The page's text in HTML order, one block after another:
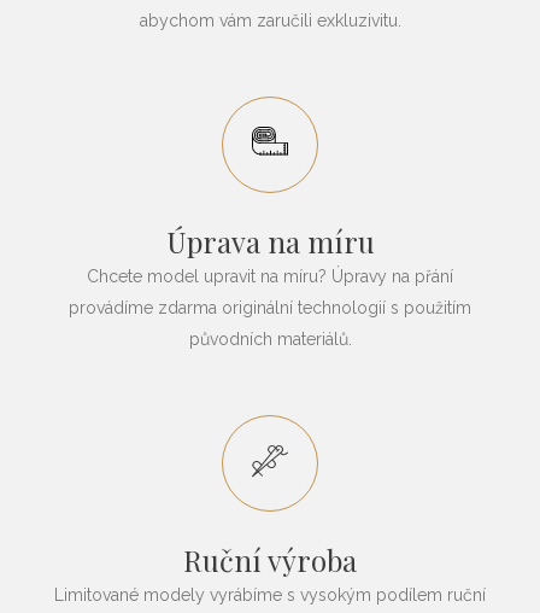
abychom vám zaručili exkluzivitu.
Úprava na míru
Chcete model upravit na míru? Úpravy na přání
provádíme zdarma originální technologií s použitím
původních materiálů.
Ruční výroba
Limitované modely vyrábíme s vysokým podílem ruční